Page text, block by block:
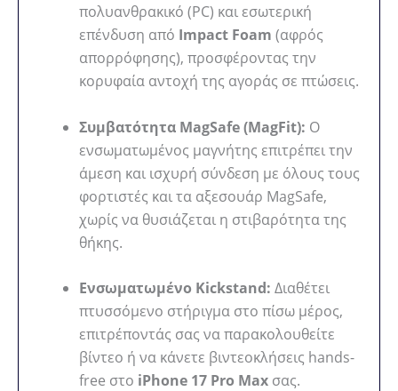
πολυανθρακικό (PC) και εσωτερική
επένδυση από Impact Foam (αφρός
απορρόφησης), προσφέροντας την
κορυφαία αντοχή της αγοράς σε πτώσεις.
Συμβατότητα MagSafe (MagFit): Ο
ενσωματωμένος μαγνήτης επιτρέπει την
άμεση και ισχυρή σύνδεση με όλους τους
φορτιστές και τα αξεσουάρ MagSafe,
χωρίς να θυσιάζεται η στιβαρότητα της
θήκης.
Ενσωματωμένο Kickstand: Διαθέτει
πτυσσόμενο στήριγμα στο πίσω μέρος,
επιτρέποντάς σας να παρακολουθείτε
βίντεο ή να κάνετε βιντεοκλήσεις hands-
free στο iPhone 17 Pro Max σας.